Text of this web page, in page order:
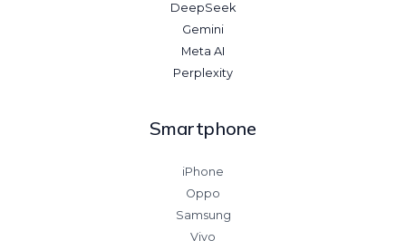
DeepSeek
Gemini
Meta AI
Perplexity
Smartphone
iPhone
Oppo
Samsung
Vivo